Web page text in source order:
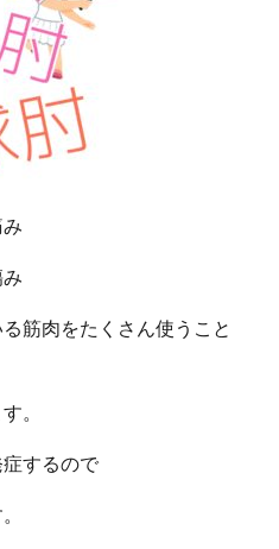
筋肉をたくさん使うこと
。
するので